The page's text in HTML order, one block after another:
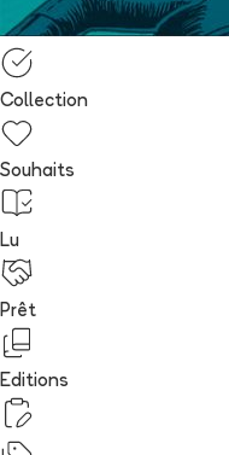
Collection
Souhaits
Lu
Prêt
Editions